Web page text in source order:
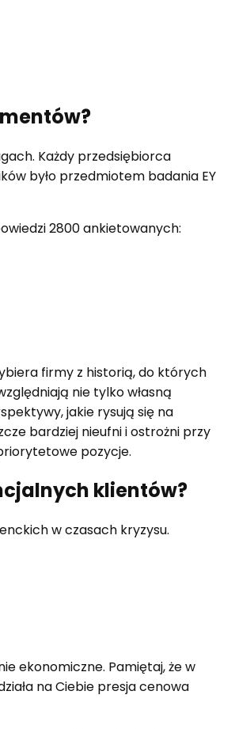
Każdy przedsiębiorca
było przedmiotem badania EY
2800 ankietowanych:
firmy z historią, do których
nie tylko własną
jakie rysują się na
bardziej nieufni i ostrożni przy
pozycje.
klientów?
w czasach kryzysu.
ekonomiczne. Pamiętaj, że w
na Ciebie presja cenowa